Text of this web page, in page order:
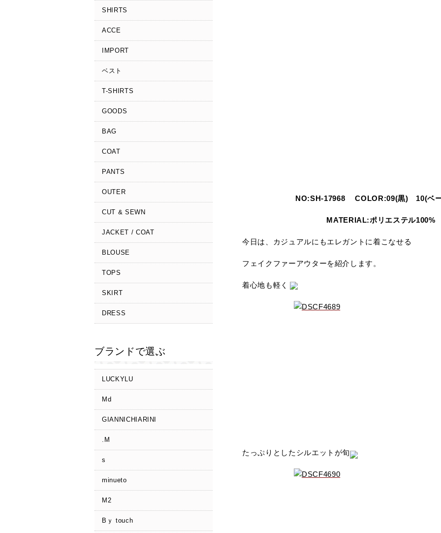
SHIRTS
ACCE
IMPORT
ベスト
T-SHIRTS
GOODS
BAG
COAT
PANTS
OUTER
CUT & SEWN
JACKET / COAT
BLOUSE
TOPS
SKIRT
DRESS
ブランドで選ぶ
LUCKYLU
Md
GIANNICHIARINI
.M
s
minueto
M2
Bｙ touch
NO:SH-17968 COLOR:09(黒) 10(ベ
MATERIAL:ポリエステル
今日は、カジュアルにもエレガントに着こなせる
フェイクファーアウターを紹介します。
着心地も軽く
たっぷりとしたシルエットが旬